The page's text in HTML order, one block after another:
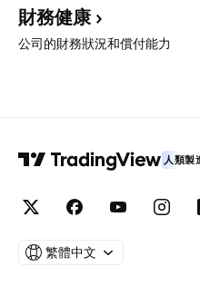
財務健康
公司的財務狀況和償付能力
人類製
繁體中文